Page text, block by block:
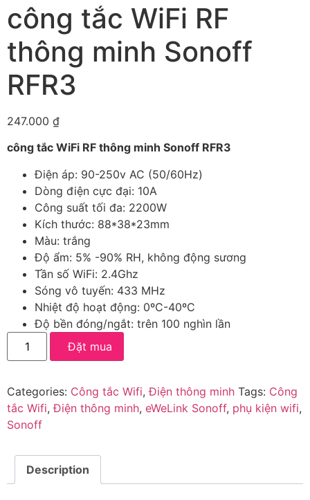
công tắc WiFi RF
thông minh Sonoff
RFR3
247.000 ₫
công tắc WiFi RF thông minh Sonoff RFR3
Điện áp: 90-250v AC (50/60Hz)
Dòng điện cực đại: 10A
Công suất tối đa: 2200W
Kích thước: 88*38*23mm
Màu: trắng
Độ ẩm: 5% -90% RH, không động sương
Tần số WiFi: 2.4Ghz
Sóng vô tuyến: 433 MHz
Nhiệt độ hoạt động: 0ºC-40ºC
Độ bền đóng/ngắt: trên 100 nghìn lần
Đặt mua
Categories: Công tắc Wifi,Điện thông minh Tags: Công
tắc Wifi,Điện thông minh, eWeLink Sonoff, phụ kiện wifi,
Sonoff
Description